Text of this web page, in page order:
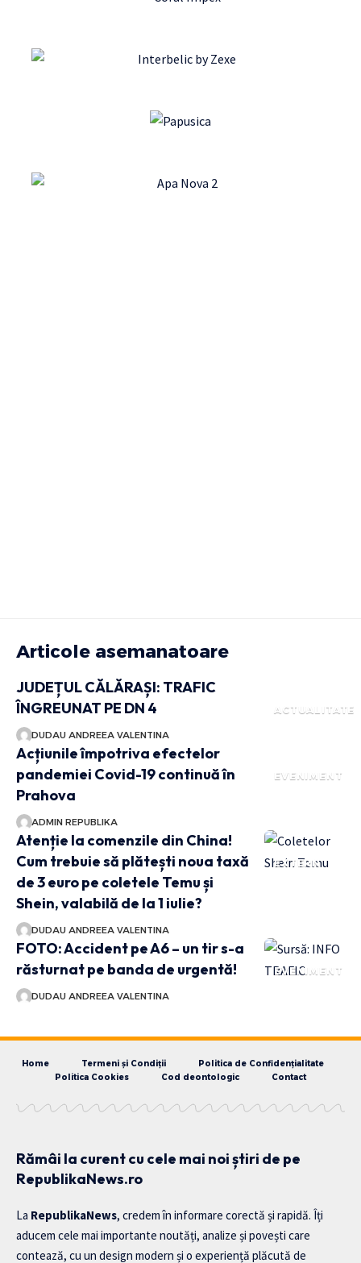
Articole asemanatoare
ACTUALITATE
JUDEȚUL CĂLĂRAȘI: TRAFIC
ÎNGREUNAT PE DN 4
DUDAU ANDREEA VALENTINA
EVENIMENT
Acțiunile împotriva efectelor
pandemiei Covid-19 continuă în
Prahova
ADMIN REPUBLIKA
EXTERN
Atenție la comenzile din China!
Cum trebuie să plătești noua taxă
de 3 euro pe coletele Temu și
Shein, valabilă de la 1 iulie?
DUDAU ANDREEA VALENTINA
EVENIMENT
FOTO: Accident pe A6 – un tir s-a
răsturnat pe banda de urgentă!
DUDAU ANDREEA VALENTINA
Home Termeni și Condiții
Politica de Confidențialitate
Politica Cookies
Cod deontologic Contact
Rămâi la curent cu cele mai noi știri de pe
RepublikaNews.ro
La RepublikaNews, credem în informare corectă și rapidă. Îți
aducem cele mai importante noutăți, analize și povești care
contează, cu un design modern și o experiență plăcută de